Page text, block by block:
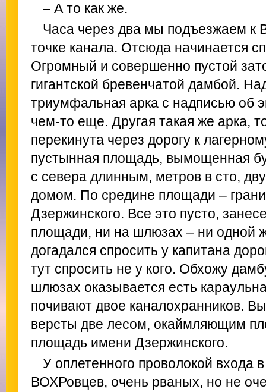
– А то как же.
Часа через два мы подъезжаем к
точке канала. Отсюда начинается
Огромный и совершенно пустой
гигантской бревенчатой дамбой.
триумфальная арка с надписью об
чем-то еще. Другая такая же арка,
перекинута через дорогу к
пустынная площадь, вымощенная
с севера длинным, метров в сто,
домом. По средине площади –
Дзержинского. Все это пусто,
площади, ни на шлюзах – ни одной
догадался спросить у капитана
тут спросить не у кого. Обхожу
шлюзах оказывается есть
почивают двое каналохранников.
версты две лесом, окаймляющим
площадь имени Дзержинского.
У оплетенного проволокой входа
ВОХРовцев, очень рваных, но не